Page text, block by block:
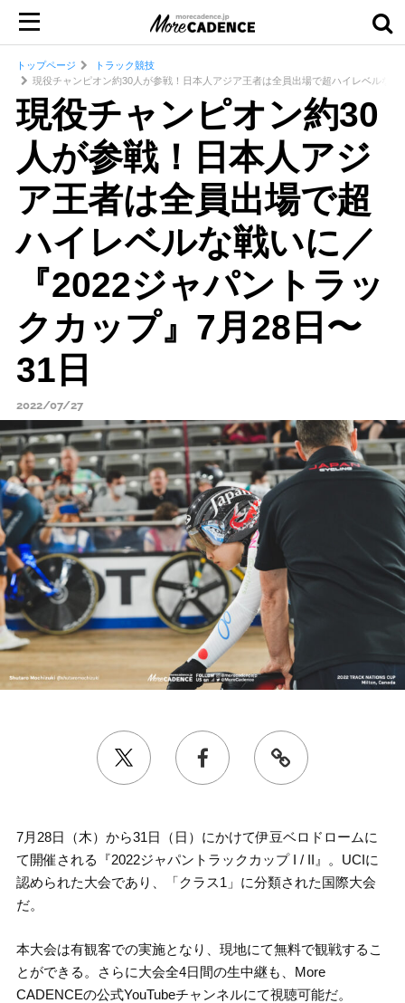
トップページ
トラック競技
現役チャンピオン約30人が参戦！日本人アジア王者は全員出場で超ハイレベルな
現役チャンピオン約30
人が参戦！日本人アジ
ア王者は全員出場で超
ハイレベルな戦いに／
『2022ジャパントラッ
クカップ』7月28日〜
31日
2022/07/27
7月28日（木）から31日（日）にかけて伊豆ベロドロームに
て開催される『2022ジャパントラックカップ I / II』。UCIに
認められた大会であり、「クラス1」に分類された国際大会
だ。
本大会は有観客での実施となり、現地にて無料で観戦するこ
とができる。さらに大会全4日間の生中継も、More
CADENCEの公式YouTubeチャンネルにて視聴可能だ。